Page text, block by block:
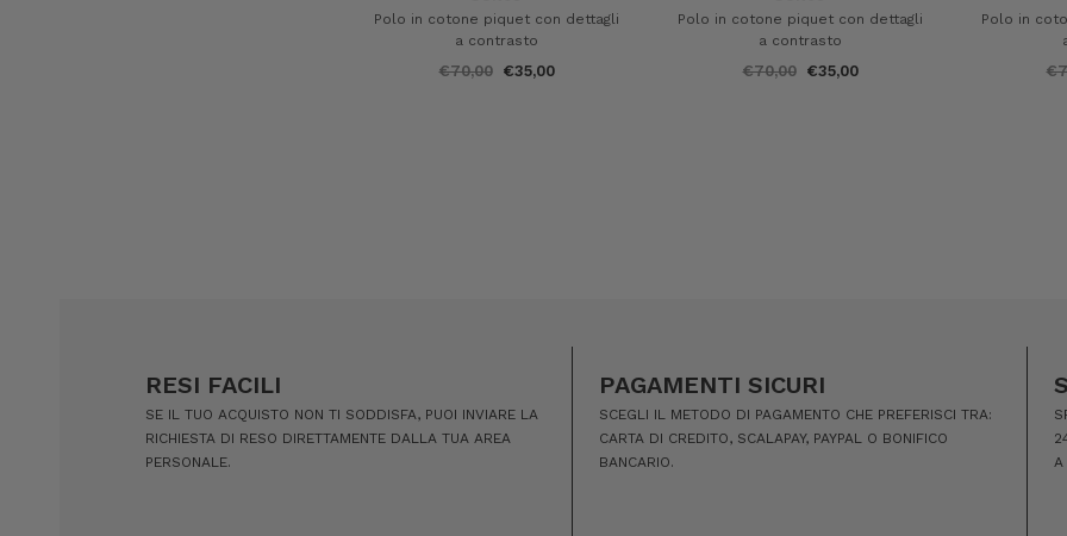
Polo in cotone piquet con dettagli
a contrasto
€70,00 €35,00
Polo in cotone piquet con dettagli
a contrasto
€70,00 €35,00
Polo in
RESI FACILI
SE IL TUO ACQUISTO NON TI SODDISFA, PUOI INVIARE LA
RICHIESTA DI RESO DIRETTAMENTE DALLA TUA AREA
PERSONALE.
PAGAMENTI SICURI
SCEGLI IL METODO DI PAGAMENTO CHE PREFERISCI TRA:
CARTA DI CREDITO, SCALAPAY, PAYPAL O BONIFICO
BANCARIO.
A